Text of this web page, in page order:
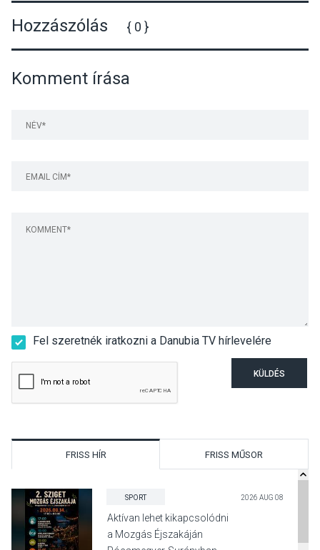
Hozzászólás { 0 }
Komment írása
Fel szeretnék iratkozni a Danubia TV hírlevelére
KÜLDÉS
FRISS HÍR FRISS MŰSOR
SPORT 2026 AUG 08
Aktívan lehet kikapcsolódni
a Mozgás Éjszakáján